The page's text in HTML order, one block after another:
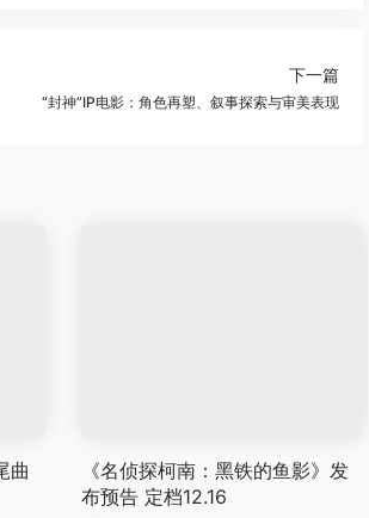
下一篇
“封神”IP电影：角色再塑、叙事探索与审美表现
曲
《名侦探柯南：黑铁的鱼影》发
布预告 定档12.16